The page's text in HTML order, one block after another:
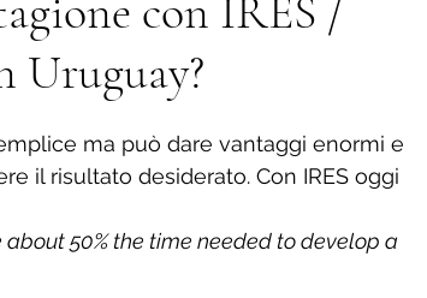
con IRES /
Uruguay?
ma può dare vantaggi enormi e
il risultato desiderato. Con IRES oggi
50% the time needed to develop a